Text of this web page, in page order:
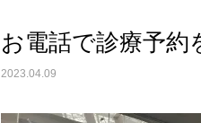
お電話で診療予
2023.04.09